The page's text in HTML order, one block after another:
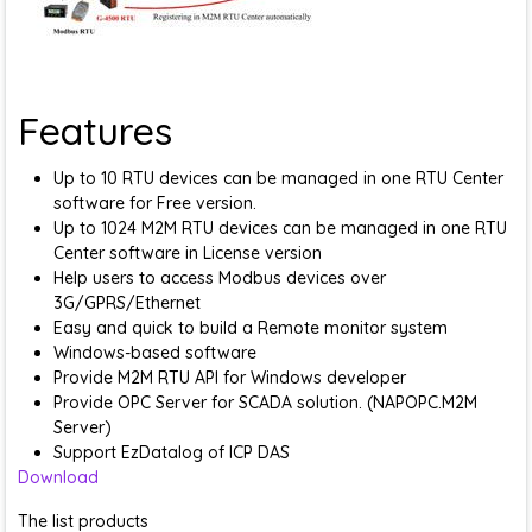
Features
Up to 10 RTU devices can be managed in one RTU Center
software for Free version.
Up to 1024 M2M RTU devices can be managed in one RTU
Center software in License version
Help users to access Modbus devices over
3G/GPRS/Ethernet
Easy and quick to build a Remote monitor system
Windows-based software
Provide M2M RTU API for Windows developer
Provide OPC Server for SCADA solution. (NAPOPC.M2M
Server)
Support EzDatalog of ICP DAS
Download
The list products